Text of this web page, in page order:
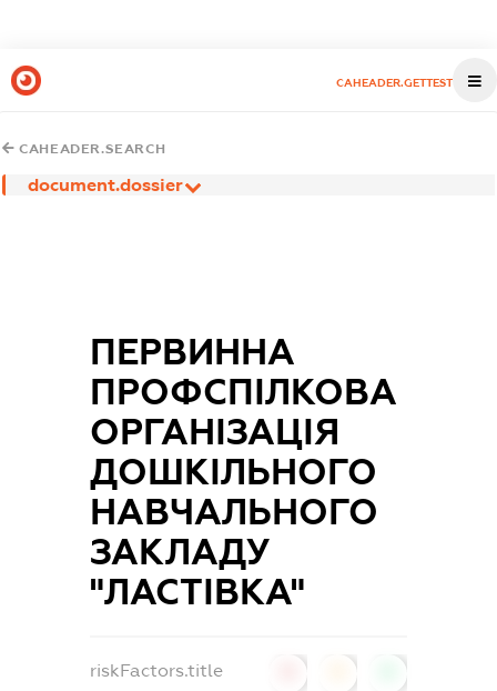
CAHEADER.GETTEST
CAHEADER.SEARCH
document.dossier
ПЕРВИННА
ПРОФСПІЛКОВА
ОРГАНІЗАЦІЯ
ДОШКІЛЬНОГО
НАВЧАЛЬНОГО
ЗАКЛАДУ
"ЛАСТІВКА"
riskFactors.title